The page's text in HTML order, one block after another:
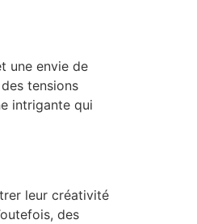
une envie de
tensions
intrigante qui
leur créativité
des